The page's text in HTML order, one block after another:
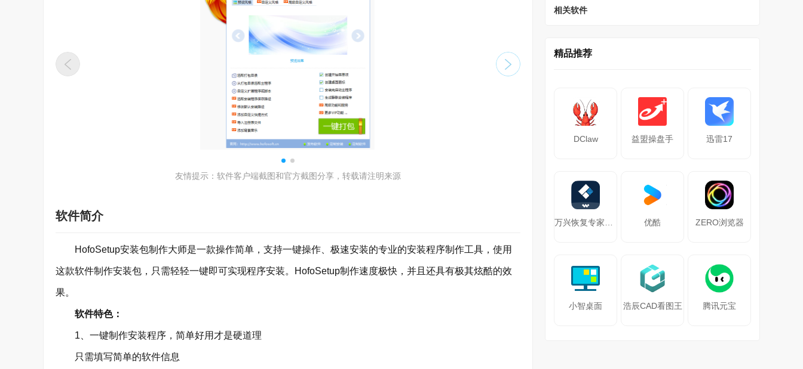
友情提示：软件客户端截图和官方截图分享，转载请注明来源
软件简介
HofoSetup安装包制作大师是一款操作简单，支持一键操作、极速安装的专业的安装程序制作工具，使用
这款软件制作安装包，只需轻轻一键即可实现程序安装。HofoSetup制作速度极快，并且还具有极其炫酷的效
果。
软件特色：
1、一键制作安装程序，简单好用才是硬道理
只需填写简单的软件信息
相关软件
精品推荐
DClaw 益盟操盘手 迅雷17
优酷 ZERO浏览器
小智桌面 浩辰CAD看图王 腾讯元宝